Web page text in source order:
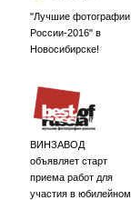
"Лучшие фотографии
России-2016" в
Новосибирске!
ВИНЗАВОД
объявляет старт
приема работ для
участия в юбилейном